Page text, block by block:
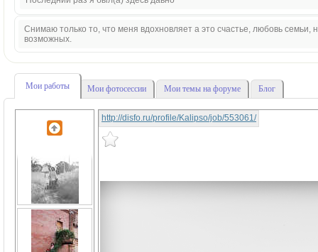
Снимаю только то, что меня вдохновляет а это счастье, любовь
возможных.
Мои работы Мои фотосессии Мои темы на форуме Блог
http://disfo.ru/profile/Kalipso/job/553061/